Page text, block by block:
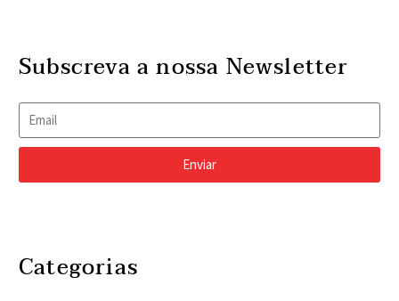
Subscreva a nossa Newsletter
Enviar
Categorias